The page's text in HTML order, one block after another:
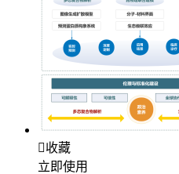
收藏
立即使用